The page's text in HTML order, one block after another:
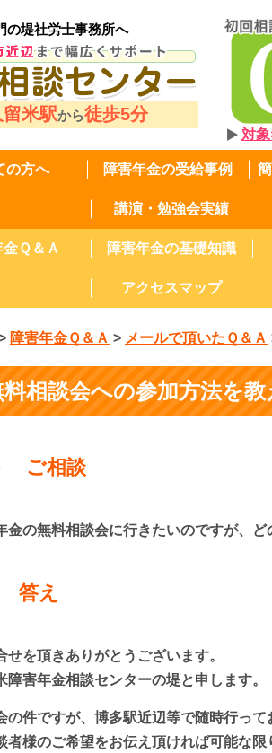
の堤社労士事務所へ
米駅から徒歩5分
対
の方へ 障害年金の受給事例
講演・勉強会実績
Ｑ＆Ａ 障害年金の基礎知識
アクセスマップ
障害年金Ｑ＆Ａ > メールで頂いたＱ＆Ａ
料相談会への参加方法を
ご相談
金の無料相談会に行きたいのですが、
答え
せを頂きありがとうございます。
障害年金相談センターの堤と申します。
の件ですが、博多駅近辺等で随時行って
者様のご希望をお伝え頂ければ可能な限